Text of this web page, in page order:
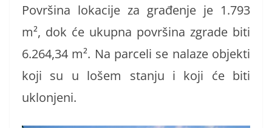
Površina lokacije za građenje je 1.793
m², dok će ukupna površina zgrade biti
6.264,34 m². Na parceli se nalaze objekti
koji su u lošem stanju i koji će biti
uklonjeni.